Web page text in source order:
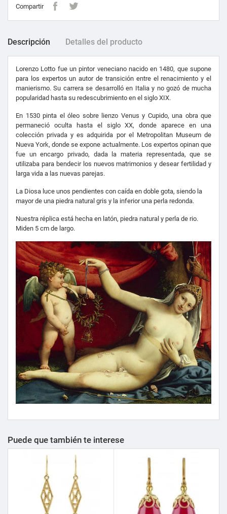
Compartir
Descripción Detalles del producto
Lorenzo Lotto fue un pintor veneciano nacido en 1480, que supone
para los expertos un autor de transición entre el renacimiento y el
manierismo. Su carrera se desarrolló en Italia y no gozó de mucha
popularidad hasta su redescubrimiento en el siglo XIX.
En 1530 pinta el óleo sobre lienzo Venus y Cupido, una obra que
permaneció oculta hasta el siglo XX, donde aparece en una
colección privada y es adquirida por el Metropolitan Museum de
Nueva York, donde se expone actualmente. Los expertos opinan que
fue un encargo privado, dada la materia representada, que se
utilizaba para bendecir los nuevos matrimonios y desear fertilidad y
larga vida a las nuevas parejas.
La Diosa luce unos pendientes con caída en doble gota, siendo la
mayor de una piedra natural gris y la inferior una perla redonda.
Nuestra réplica está hecha en latón, piedra natural y perla de rio.
Miden 5 cm de largo.
Puede que también te interese